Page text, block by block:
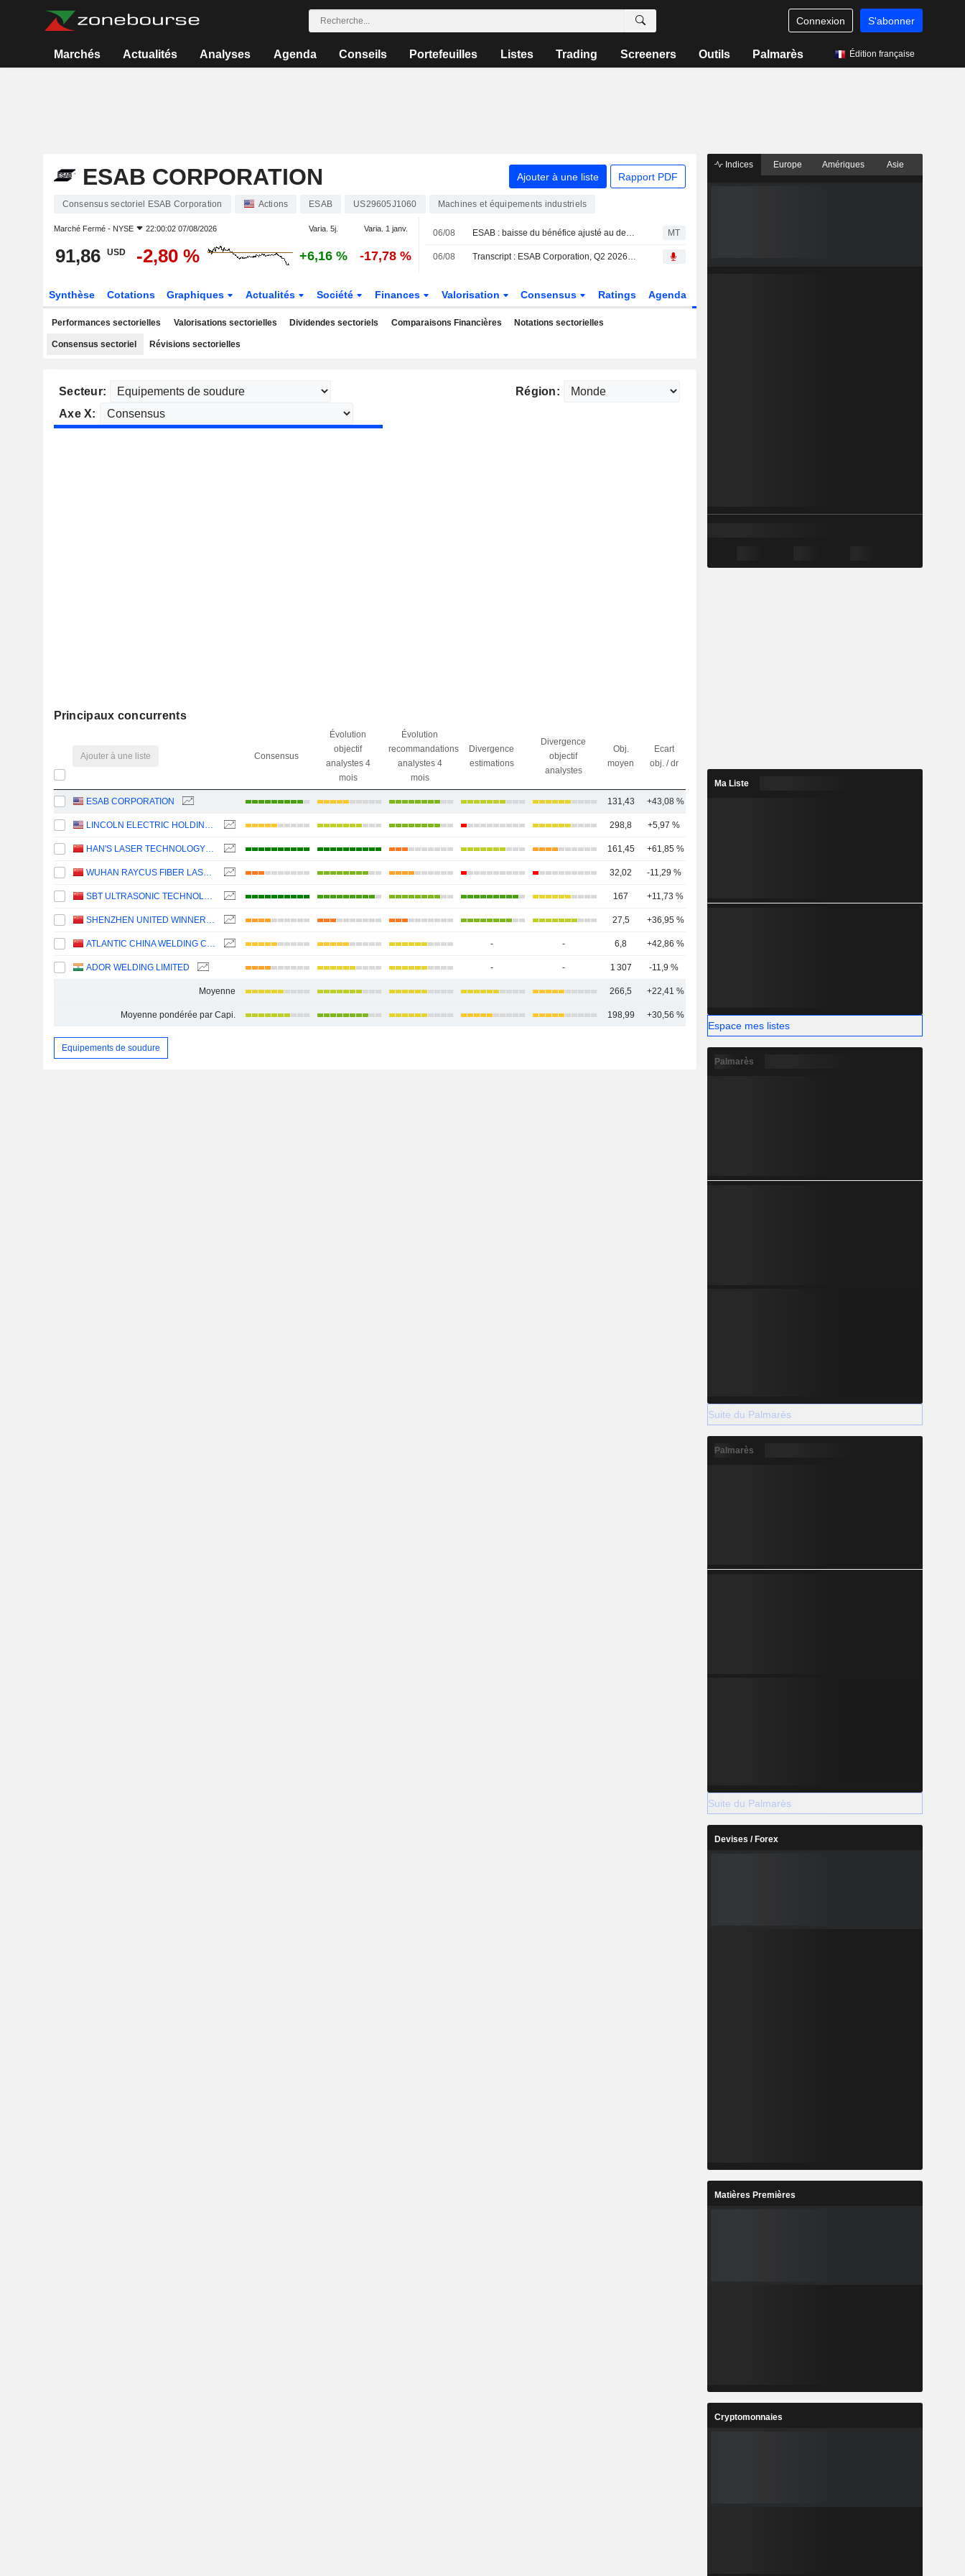
Connexion S'abonner
Marchés Actualités Analyses Agenda Conseils Portefeuilles Listes Trading Screeners Outils Palmarès Édition française
ESAB CORPORATION Ajouter à une liste Rapport PDF
Consensus sectoriel ESAB Corporation Actions ESAB US29605J1060 Machines et équipements industriels
Marché Fermé - NYSE 22:00:02 07/08/2026 Varia. 5j. Varia. 1 janv.
91,86 USD -2,80 % +6,16 % -17,78 %
06/08 ESAB : baisse du bénéfice ajusté au deuxième trimestre, hausse du chiffre d'affaires et révision des perspectives pour 2026 MT
06/08 Transcript : ESAB Corporation, Q2 2026 Earnings Call, Aug 06, 2026
Synthèse Cotations Graphiques Actualités Société Finances Valorisation Consensus Ratings Agenda
Performances sectorielles Valorisations sectorielles Dividendes sectoriels Comparaisons Financières Notations sectorielles
Consensus sectoriel Révisions sectorielles
Secteur:
Région:
Axe X:
Principaux concurrents
Ajouter à une liste Consensus
Évolution
objectif
analystes 4
mois
Évolution
recommandations
analystes 4
mois
Divergence
estimations
Divergence
objectif
analystes
Obj.
moyen
Ecart
obj. / dr
ESAB CORPORATION 131,43 +43,08 %
LINCOLN ELECTRIC HOLDINGS, INC. 298,8 +5,97 %
HAN'S LASER TECHNOLOGY INDUSTRY GROUP CO., LTD. 161,45 +61,85 %
WUHAN RAYCUS FIBER LASER TECHNOLOGIES CO., LTD. 32,02 -11,29 %
SBT ULTRASONIC TECHNOLOGY CO., LTD. 167 +11,73 %
SHENZHEN UNITED WINNERS LASER CO., LTD. 27,5 +36,95 %
ATLANTIC CHINA WELDING CONSUMABLES, INC. - - 6,8 +42,86 %
ADOR WELDING LIMITED - - 1 307 -11,9 %
Moyenne 266,5 +22,41 %
Moyenne pondérée par Capi. 198,99 +30,56 % 9
Equipements de soudure
Indices Europe Amériques Asie
Ma Liste
Espace mes listes
Palmarès
Suite du Palmarès
Palmarès
Suite du Palmarès
Devises / Forex
Matières Premières
Cryptomonnaies